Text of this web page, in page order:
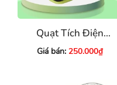
Quạt Tích Điện
Mini Bamboo
Giá bán: 250.000₫